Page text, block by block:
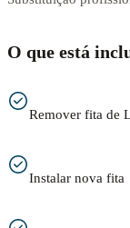
O que está
Remover fita de
Instalar nova fita